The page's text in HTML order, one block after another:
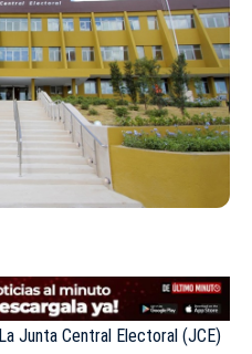
La Junta Central Electoral (JCE)